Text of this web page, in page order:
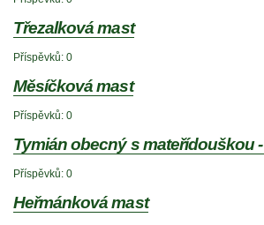
Třezalková mast
Příspěvků: 0
Měsíčková mast
Příspěvků: 0
Tymián obecný s mateřídouškou
Příspěvků: 0
Heřmánková mast